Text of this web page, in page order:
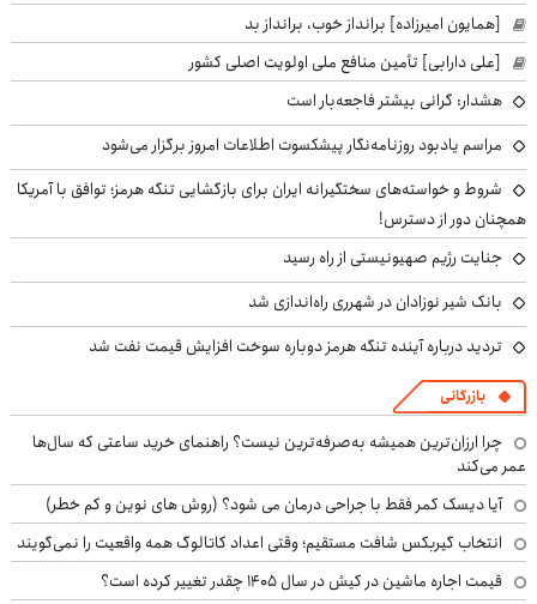
[همایون امیرزاده] برانداز خوب، برانداز بد
[علی دارابی] تأمین منافع ملی اولویت اصلی کشور
هشدار: گرانی بیشتر فاجعه‌بار است
مراسم یادبود روزنامه‌نگار پیشکسوت اطلاعات امروز برگزار می‌شود
شروط و خواسته‌های سختگیرانه ایران برای بازگشایی تنگه هرمز؛ توافق با آمریکا
همچنان دور از دسترس!
جنایت رژیم صهیونیستی از راه رسید
بانک شیر نوزادان در شهرری راه‌اندازی شد
تردید درباره آینده تنگه هرمز دوباره سوخت افزایش قیمت نفت شد
بازرگانی
چرا ارزان‌ترین همیشه به‌صرفه‌ترین نیست؟ راهنمای خرید ساعتی که سال‌ها
عمر می‌کند
آیا دیسک کمر فقط با جراحی درمان می شود؟ (روش های نوین و کم خطر)
انتخاب گیربکس شافت مستقیم؛ وقتی اعداد کاتالوگ همه واقعیت را نمی‌گویند
قیمت اجاره ماشین در کیش در سال ۱۴۰۵ چقدر تغییر کرده است؟